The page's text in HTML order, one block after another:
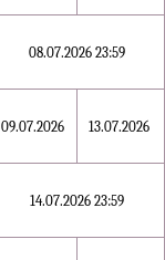
08.07.2026 23:59
09.07.2026 13.07.2026
14.07.2026 23:59